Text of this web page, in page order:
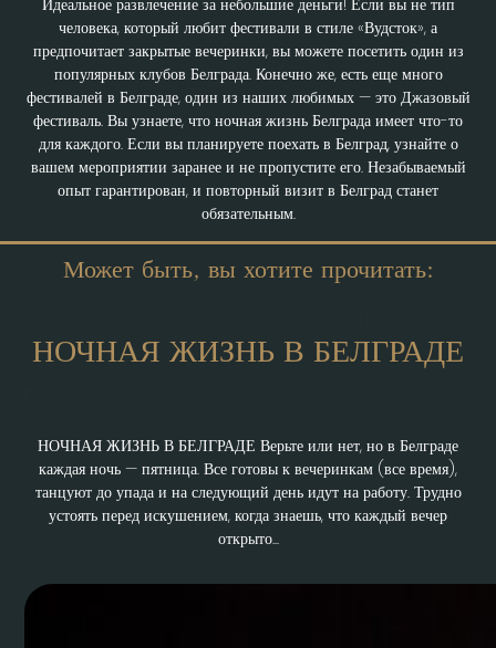
человека, который любит фестивали в стиле «Вудсток», а
предпочитает закрытые вечеринки, вы можете посетить один из
популярных клубов Белграда. Конечно же, есть еще много
фестивалей в Белграде, один из наших любимых — это Джазовый
фестиваль. Вы узнаете, что ночная жизнь Белграда имеет что-то
для каждого. Если вы планируете поехать в Белград, узнайте о
вашем мероприятии заранее и не пропустите его. Незабываемый
опыт гарантирован, и повторный визит в Белград станет
обязательным.
Может быть, вы хотите прочитать:
НОЧНАЯ ЖИЗНЬ В БЕЛГРАДЕ
НОЧНАЯ ЖИЗНЬ В БЕЛГРАДЕ Верьте или нет, но в Белграде
каждая ночь — пятница. Все готовы к вечеринкам (все время),
танцуют до упада и на следующий день идут на работу. Трудно
устоять перед искушением, когда знаешь, что каждый вечер
открыто...